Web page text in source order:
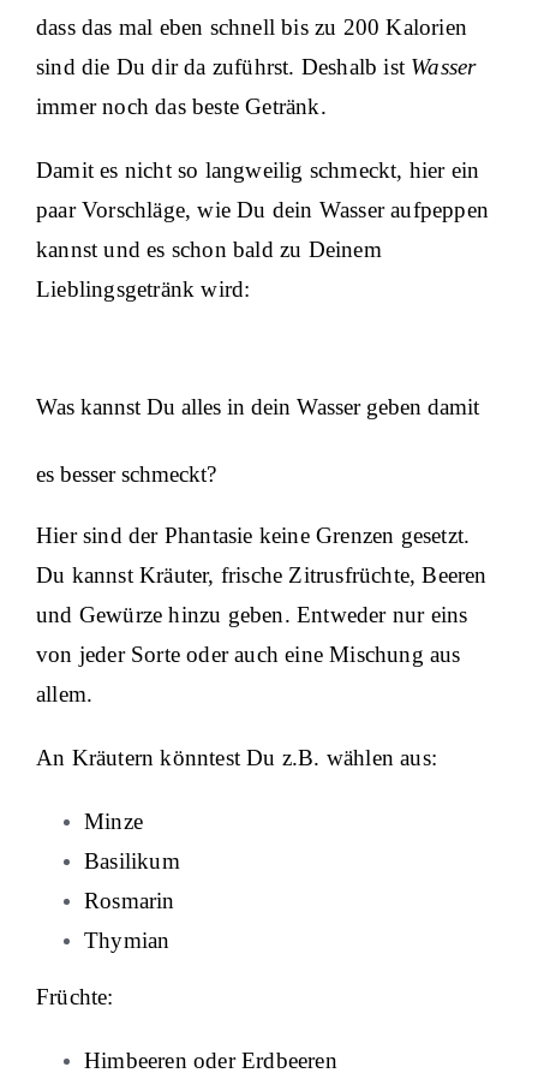
dass das mal eben schnell bis zu 200 Kalorien
sind die Du dir da zuführst. Deshalb ist Wasser
immer noch das beste Getränk.
Damit es nicht so langweilig schmeckt, hier ein
paar Vorschläge, wie Du dein Wasser aufpeppen
kannst und es schon bald zu Deinem
Lieblingsgetränk wird:
Was kannst Du alles in dein Wasser geben damit
es besser schmeckt?
Hier sind der Phantasie keine Grenzen gesetzt.
Du kannst Kräuter, frische Zitrusfrüchte, Beeren
und Gewürze hinzu geben. Entweder nur eins
von jeder Sorte oder auch eine Mischung aus
allem.
An Kräutern könntest Du z.B. wählen aus:
Minze
Basilikum
Rosmarin
Thymian
Früchte:
Himbeeren oder Erdbeeren